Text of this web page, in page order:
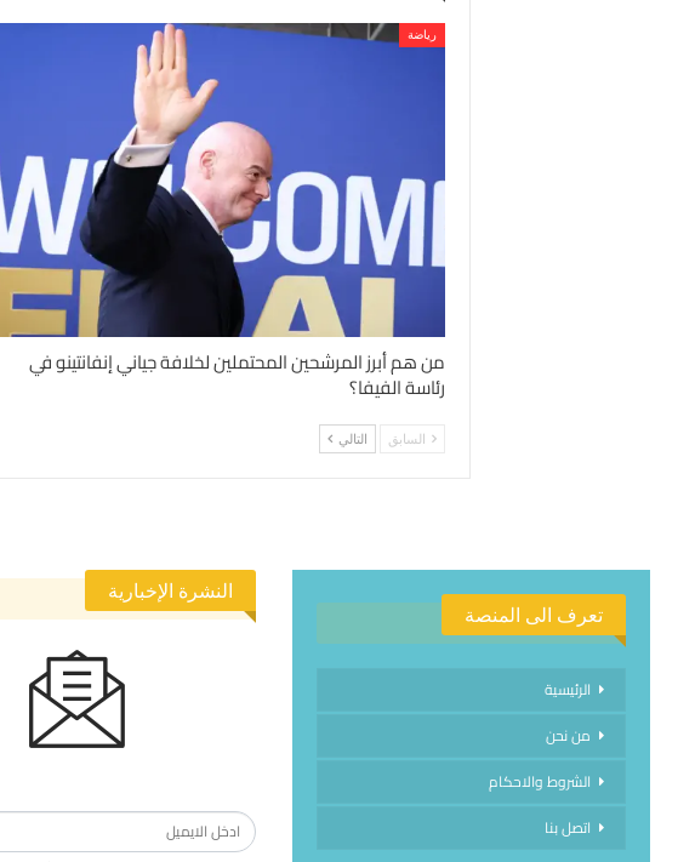
رياضة
من هم أبرز المرشحين المحتملين لخلافة جياني إنفانتينو في
رئاسة الفيفا؟
السابق التالي
تعرف الى المنصة
الرئيسية
من نحن
الشروط والاحكام
اتصل بنا
النشرة الإخبارية